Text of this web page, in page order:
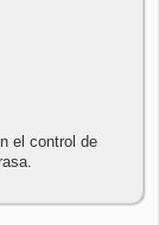
el control de